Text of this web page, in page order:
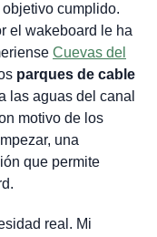
cumplido.
el wakeboard le ha
Cuevas del
parques de cable
las aguas del canal
motivo de los
una
que permite
real. Mi